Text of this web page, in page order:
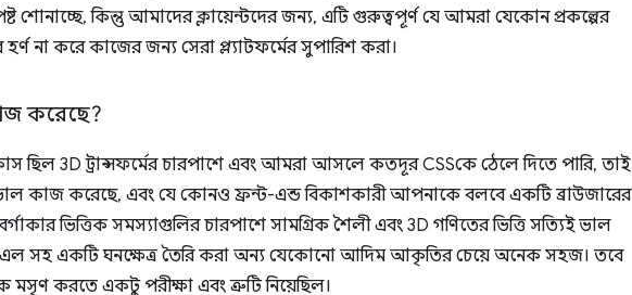
শোনাচ্ছে, কিন্তু আমাদের ক্লায়েন্টদের জন্য, এটি গুরুত্বপূর্ণ যে আমরা যেকোন প্রকল্পের
না করে কাজের জন্য সেরা প্ল্যাটফর্মের সুপারিশ করা।
করেছে?
ছিল 3D ট্রান্সফর্মের চারপাশে এবং আমরা আসলে কতদূর CSSকে ঠেলে দিতে পারি, তাই
ভাল কাজ করেছে, এবং যে কোনও ফ্রন্ট-এন্ড বিকাশকারী আপনাকে বলবে একটি ব্রাউজারের
ভিত্তিক সমস্যাগুলির চারপাশে সামগ্রিক শৈলী এবং 3D গণিতের ভিত্তি সত্যিই ভাল
সহ একটি ঘনক্ষেত্র তৈরি করা অন্য যেকোনো আদিম আকৃতির চেয়ে অনেক সহজ। তবে
মসৃণ করতে একটু পরীক্ষা এবং ত্রুটি নিয়েছিল।